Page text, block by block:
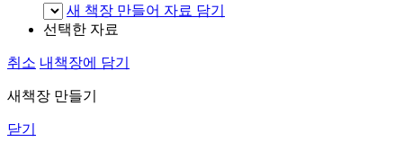
새 책장 만들어 자료 담기
선택한 자료
취소 내책장에 담기
새책장 만들기
닫기